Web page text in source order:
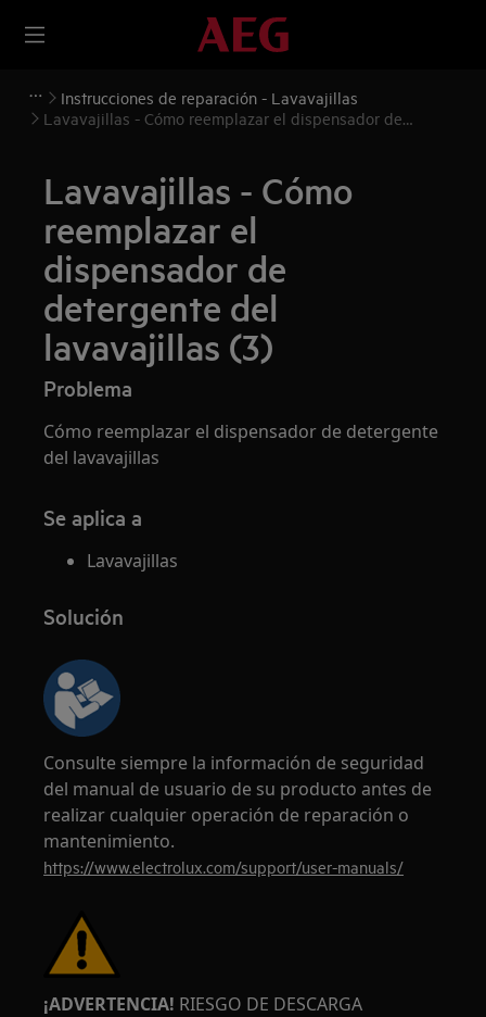
Instrucciones de reparación - Lavavajillas
Lavavajillas - Cómo reemplazar el dispensador de
Lavavajillas - Cómo
reemplazar el
dispensador de
detergente del
lavavajillas (3)
Problema
Cómo reemplazar el dispensador de detergente
del lavavajillas
Se aplica a
Lavavajillas
Solución
Consulte siempre la información de seguridad
del manual de usuario de su producto antes de
realizar cualquier operación de reparación o
mantenimiento.
https://www.electrolux.com/support/user-manuals/
¡ADVERTENCIA! RIESGO DE DESCARGA